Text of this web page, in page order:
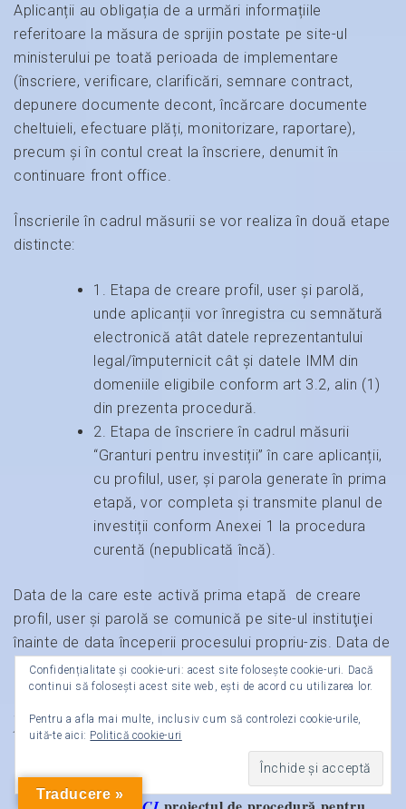
Aplicanții au obligația de a urmări informațiile
referitoare la măsura de sprijin postate pe site-ul
ministerului pe toată perioada de implementare
(înscriere, verificare, clarificări, semnare contract,
depunere documente decont, încărcare documente
cheltuieli, efectuare plăți, monitorizare, raportare),
precum și în contul creat la înscriere, denumit în
continuare front office.
Înscrierile în cadrul măsurii se vor realiza în două etape
distincte:
1. Etapa de creare profil, user și parolă,
unde aplicanții vor înregistra cu semnătură
electronică atât datele reprezentantului
legal/împuternicit cât și datele IMM din
domeniile eligibile conform art 3.2, alin (1)
din prezenta procedură.
2. Etapa de înscriere în cadrul măsurii
“Granturi pentru investiții” în care aplicanții,
cu profilul, user, și parola generate în prima
etapă, vor completa și transmite planul de
investiții conform Anexei 1 la procedura
curentă (nepublicată încă).
Data de la care este activă prima etapă de creare
profil, user și parolă se comunică pe site-ul instituţiei
înainte de data începerii procesului propriu-zis. Data de
la care este activă a doua etapă de înscriere în cadrul
măsurii “Granturi pentru investiții acordate IMM-urilor”
se comunică pe site-ul instituţiei cu cel putin 3 zile
înainte de data începerii procesului de înregistrare
Traducere »
Confidențialitate și cookie-uri: acest site folosește cookie-uri. Dacă
continui să folosești acest site web, ești de acord cu utilizarea lor.
Pentru a afla mai multe, inclusiv cum să controlezi cookie-urile,
uită-te aici: Politică cookie-uri